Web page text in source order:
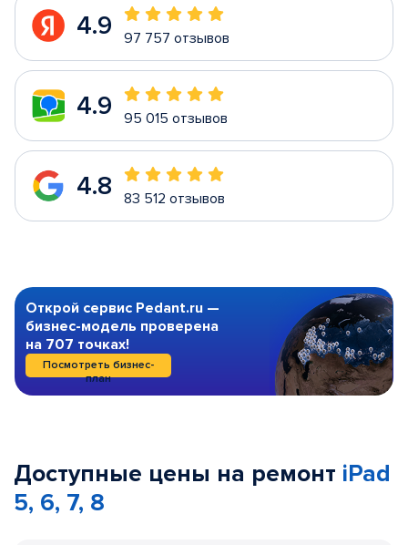
4.9 97 757 отзывов
4.9 95 015 отзывов
4.8 83 512 отзывов
Открой сервис Pedant.ru —
бизнес-модель проверена
на 707 точках!
Посмотреть бизнес-
план
Доступные цены на ремонт iPad
5, 6, 7, 8